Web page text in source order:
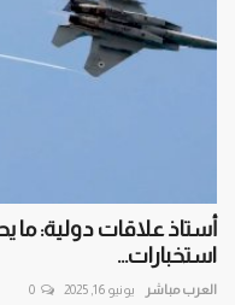
أستاذ علاقات دولية: ما
استخبارات...
العرب مباشر يونيو 16, 2025 0